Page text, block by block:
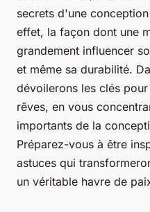
secrets d'une
effet, la façon dont une
grandement influencer
et même sa durabilité.
dévoilerons les clés
rêves, en vous
importants de la
Préparez-vous à être
astuces qui
un véritable havre de